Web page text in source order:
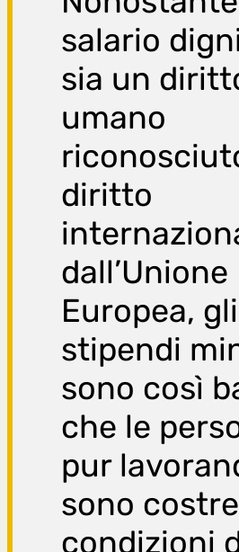
salario
sia un
umano
diritto
dall’Unione
Europea, gli
stipendi
sono così
che le
pur
sono
condizioni